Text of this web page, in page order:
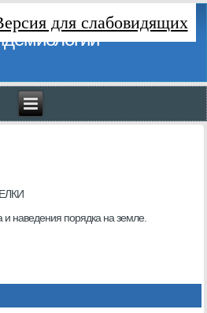
для слабовидящих
центр гигиены
и наведения порядка на земле.